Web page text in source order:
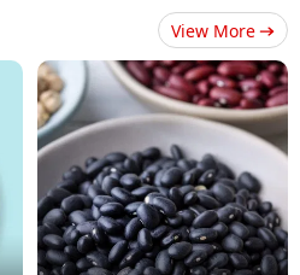
View More